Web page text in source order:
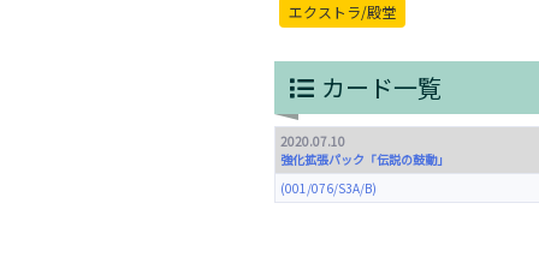
エクストラ/殿堂
カード一覧
2020.07.10
強化拡張パック「伝説の鼓動」
(001/076/S3A/B)